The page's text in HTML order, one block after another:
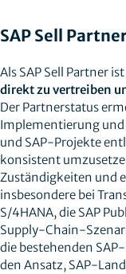
SAP Sell
Als SAP Sell Partner
direkt zu vertreiben
Der Partnerstatus
Implementierung
und SAP‑Projekte
konsistent
Zuständigkeiten und
insbesondere bei
S/4HANA, die SAP
die bestehenden
den Ansatz,